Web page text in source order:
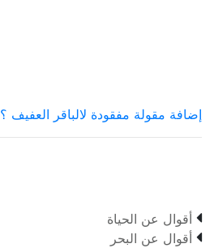
إضافة مقولة مفقودة لالباقر العفيف ؟
 أقوال عن الحياة
 أقوال عن البحر